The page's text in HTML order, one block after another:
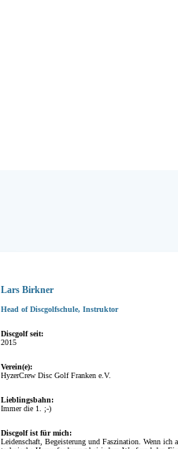
Lars Birkner
Head of Discgolfschule, Instruktor
Discgolf seit:
2015
Verein(e):
HyzerCrew Disc Golf Franken e.V.
Lieblingsbahn:
Immer die 1. ;-)
Discgolf ist für mich:
Leidenschaft, Begeisterung und Faszination. Wenn